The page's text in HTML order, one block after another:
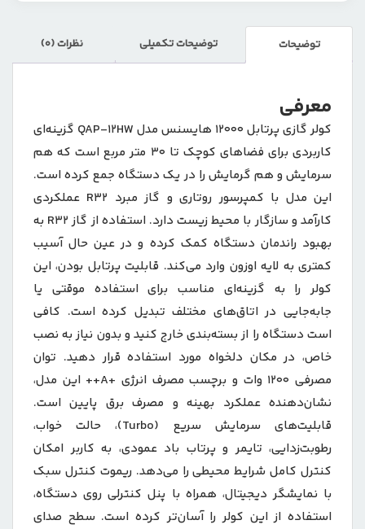
توضیحات توضیحات تکمیلی نظرات (0)
معرفی
کولر گازی پرتابل ۱۲۰۰۰ هایسنس مدل QAP-12HW گزینه‌ای
کاربردی برای فضاهای کوچک تا ۳۰ متر مربع است که هم
سرمایش و هم گرمایش را در یک دستگاه جمع کرده است.
این مدل با کمپرسور روتاری و گاز مبرد R32 عملکردی
کارآمد و سازگار با محیط زیست دارد. استفاده از گاز R32 به
بهبود راندمان دستگاه کمک کرده و در عین حال آسیب
کمتری به لایه اوزون وارد می‌کند. قابلیت پرتابل بودن، این
کولر را به گزینه‌ای مناسب برای استفاده موقتی یا
جابه‌جایی در اتاق‌های مختلف تبدیل کرده است. کافی
است دستگاه را از بسته‌بندی خارج کنید و بدون نیاز به نصب
خاص، در مکان دلخواه مورد استفاده قرار دهید. توان
مصرفی ۱۲۰۰ وات و برچسب مصرف انرژی +A++ این مدل،
نشان‌دهنده عملکرد بهینه و مصرف برق پایین است.
قابلیت‌های سرمایش سریع (Turbo)، حالت خواب،
رطوبت‌زدایی، تایمر و پرتاب باد عمودی، به کاربر امکان
کنترل کامل شرایط محیطی را می‌دهد. ریموت کنترل سبک
با نمایشگر دیجیتال، همراه با پنل کنترلی روی دستگاه،
استفاده از این کولر را آسان‌تر کرده است. سطح صدای